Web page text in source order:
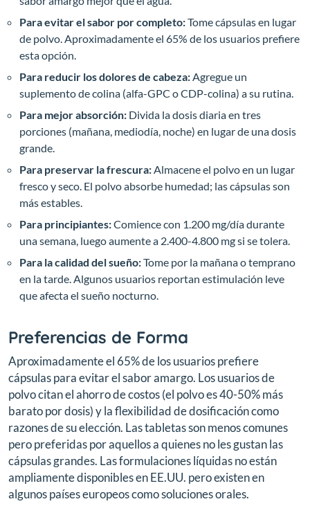
Para evitar el sabor por completo:Tome cápsulas en lugar
de polvo. Aproximadamente el 65% de los usuarios prefiere
esta opción.
Para reducir los dolores de cabeza: Agregue un
suplemento de colina (alfa-GPC o CDP-colina) a su rutina.
Para mejor absorción: Divida la dosis diaria en tres
porciones (mañana, mediodía, noche) en lugar de una dosis
grande.
Para preservar la frescura: Almacene el polvo en un lugar
fresco y seco. El polvo absorbe humedad; las cápsulas son
más estables.
Para principiantes:Comience con 1.200 mg/día durante
una semana, luego aumente a 2.400-4.800 mg si se tolera.
Para la calidad del sueño:Tome por la mañana o temprano
en la tarde. Algunos usuarios reportan estimulación leve
que afecta el sueño nocturno.
Preferencias de Forma
Aproximadamente el 65% de los usuarios prefiere
cápsulas para evitar el sabor amargo. Los usuarios de
polvo citan el ahorro de costos (el polvo es 40-50% más
barato por dosis) y la flexibilidad de dosificación como
razones de su elección. Las tabletas son menos comunes
pero preferidas por aquellos a quienes no les gustan las
cápsulas grandes. Las formulaciones líquidas no están
ampliamente disponibles en EE.UU. pero existen en
algunos países europeos como soluciones orales.